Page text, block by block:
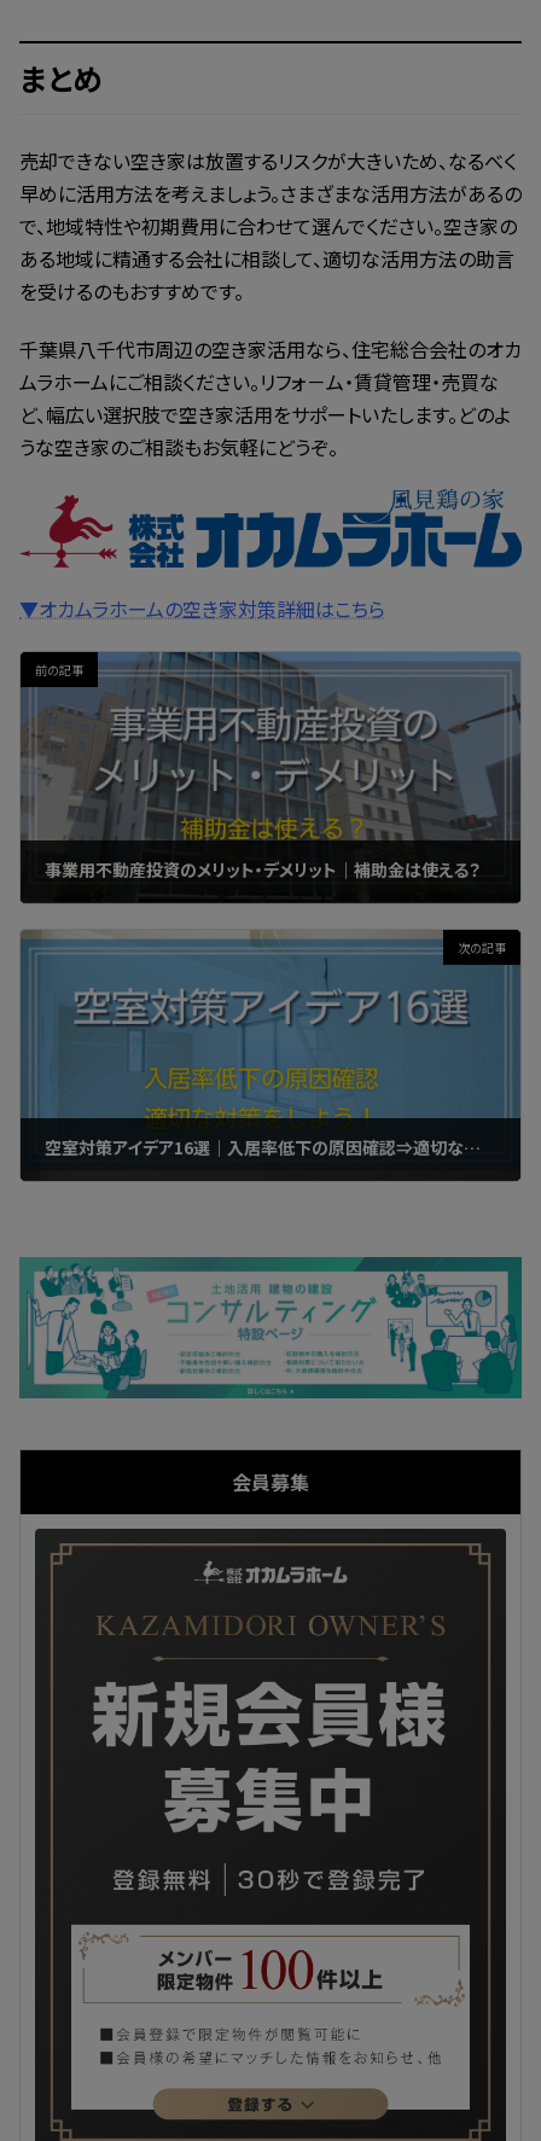
まとめ
売却できない空き家は放置するリスクが大きいため、なるべく
早めに活用方法を考えましょう。さまざまな活用方法があるの
で、地域特性や初期費用に合わせて選んでください。空き家の
ある地域に精通する会社に相談して、適切な活用方法の助言
を受けるのもおすすめです。
千葉県八千代市周辺の空き家活用なら、住宅総合会社のオカ
ムラホームにご相談ください。リフォ－ム・賃貸管理・売買な
ど、幅広い選択肢で空き家活用をサポートいたします。どのよ
うな空き家のご相談もお気軽にどうぞ。
▼オカムラホームの空き家対策詳細はこちら
前の記事
事業用不動産投資のメリット・デメリット｜補助金は使える？
次の記事
空室対策アイデア16選｜入居率低下の原因確認⇒適切な対策をしよう！
会員募集